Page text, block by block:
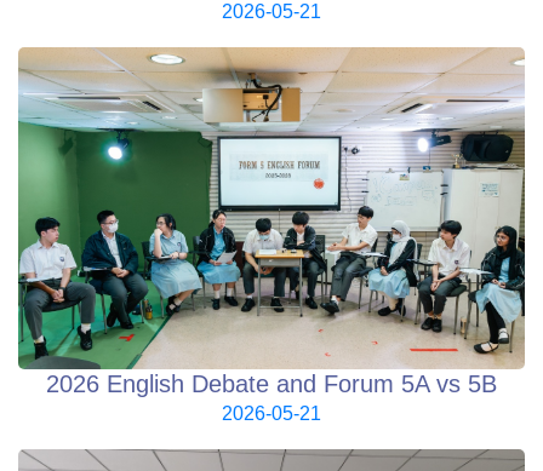
2026-05-21
2026 English Debate and Forum 5A vs 5B
2026-05-21